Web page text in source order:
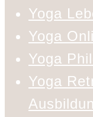
Yoga
Yoga
Yoga
Yoga